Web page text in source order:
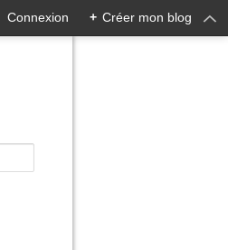
Connexion + Créer mon blog